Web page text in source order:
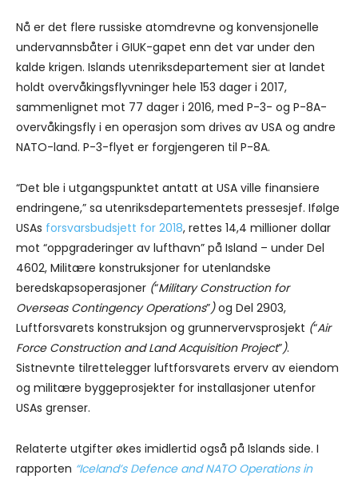
Nå er det flere russiske atomdrevne og konvensjonelle
undervannsbåter i GIUK-gapet enn det var under den
kalde krigen. Islands utenriksdepartement sier at landet
holdt overvåkingsflyvninger hele 153 dager i 2017,
sammenlignet mot 77 dager i 2016, med P-3- og P-8A-
overvåkingsfly i en operasjon som drives av USA og andre
NATO-land. P-3-flyet er forgjengeren til P-8A.
“Det ble i utgangspunktet antatt at USA ville finansiere
endringene,” sa utenriksdepartementets pressesjef. Ifølge
USAs forsvarsbudsjett for 2018, rettes 14,4 millioner dollar
mot “oppgraderinger av lufthavn” på Island – under Del
4602, Militære konstruksjoner for utenlandske
beredskapsoperasjoner (“Military Construction for
Overseas Contingency Operations”)og Del 2903,
Luftforsvarets konstruksjon og grunnervervsprosjekt (“Air
Force Construction and Land Acquisition Project”).
Sistnevnte tilrettelegger luftforsvarets erverv av eiendom
og militære byggeprosjekter for installasjoner utenfor
USAs grenser.
Relaterte utgifter økes imidlertid også på Islands side. I
rapporten “Iceland’s Defence and NATO Operations in